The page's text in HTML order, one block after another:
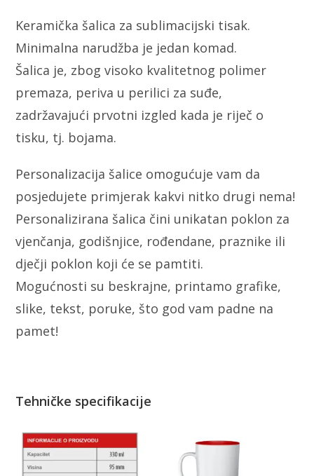
Keramička šalica za sublimacijski tisak.
Minimalna narudžba je jedan komad.
Šalica je, zbog visoko kvalitetnog polimer
premaza, periva u perilici za suđe,
zadržavajući prvotni izgled kada je riječ o
tisku, tj. bojama.
Personalizacija šalice omogućuje vam da
posjedujete primjerak kakvi nitko drugi nema!
Personalizirana šalica čini unikatan poklon za
vjenčanja, godišnjice, rođendane, praznike ili
dječji poklon koji će se pamtiti.
Mogućnosti su beskrajne, printamo grafike,
slike, tekst, poruke, što god vam padne na
pamet!
Tehničke specifikacije